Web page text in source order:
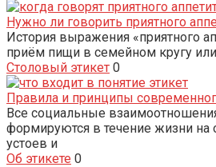
Нужно ли говорить приятного
История выражения «приятного
приём пищи в семейном кругу
Столовый этикет 0
Правила и принципы
Все социальные
формируются в течение жизни
устоев и
Об этикете 0